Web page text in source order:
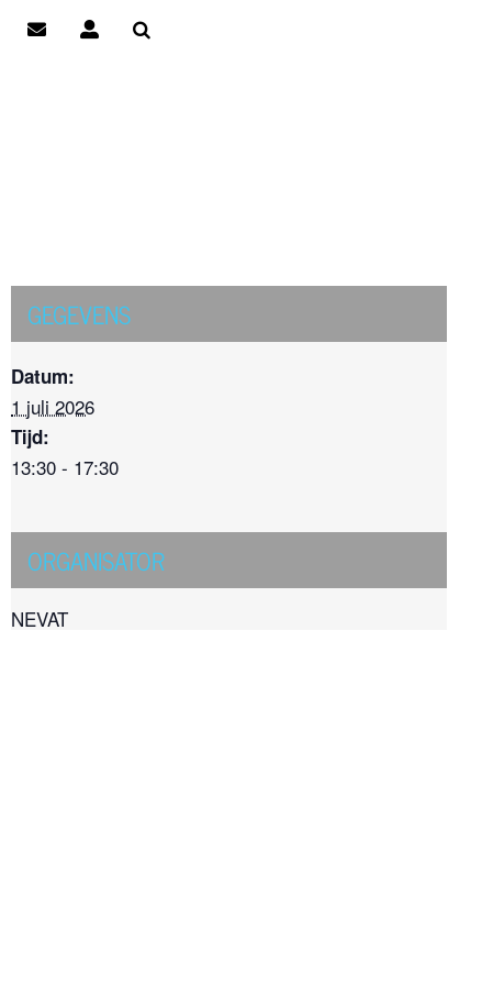
GEGEVENS
Datum:
1 juli 2026
Tijd:
13:30 - 17:30
ORGANISATOR
NEVAT